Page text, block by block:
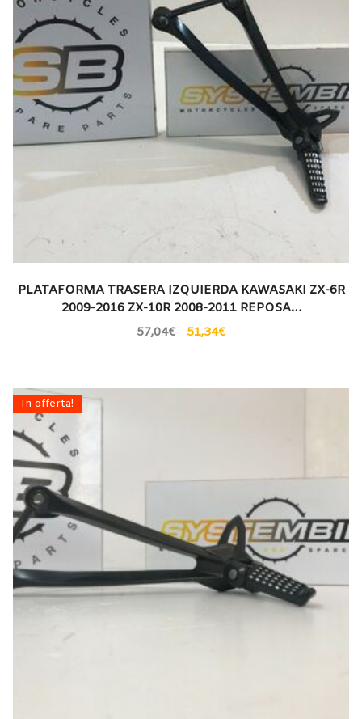
PLATAFORMA TRASERA IZQUIERDA KAWASAKI ZX-6R
2009-2016 ZX-10R 2008-2011 REPOSA…
57,04€ 51,34€
In offerta!